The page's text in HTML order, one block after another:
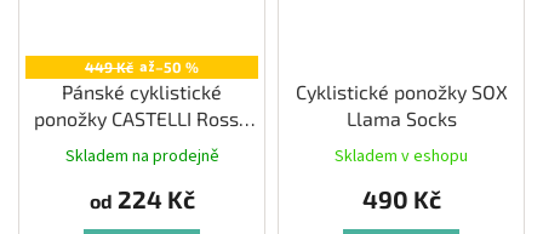
449 Kč až–50 %
Pánské cyklistické
ponožky CASTELLI Rosso
Corsa Pro 15, black
Skladem na prodejně
od 224 Kč
Cyklistické ponožky SOX
Llama Socks
Skladem v eshopu
490 Kč